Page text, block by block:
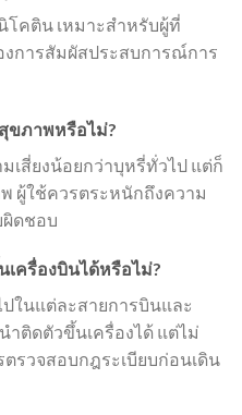
โคติน เหมาะสำหรับผู้ที่
งการสัมผัสประสบการณ์การ
ขภาพหรือไม่?
เสี่ยงน้อยกว่าบุหรี่ทั่วไป แต่ก็
ผู้ใช้ควรตระหนักถึงความ
ผิดชอบ
ครื่องบินได้หรือไม่?
ในแต่ละสายการบินและ
ำติดตัวขึ้นเครื่องได้ แต่ไม่
รวจสอบกฎระเบียบก่อนเดิน